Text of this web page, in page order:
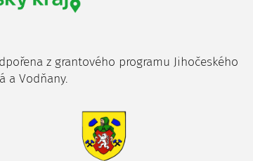
z grantového programu Jihočeského
a Vodňany.